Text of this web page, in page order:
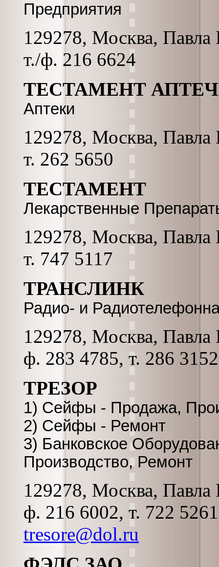
Предприятия
129278, Москва, Павла
т./ф. 216 6624
ТЕСТАМЕНТ
Аптеки
129278, Москва, Павла
т. 262 5650
ТЕСТАМЕНТ
Лекарственные
129278, Москва, Павла
т. 747 5117
ТРАНСЛИНК
Радио- и
129278, Москва, Павла
ф. 283 4785, т. 286 3152
ТРЕЗОР
1) Сейфы - Продажа,
2) Сейфы - Ремонт
3) Банковское
Производство, Ремонт
129278, Москва, Павла
ф. 216 6002, т. 722
tresore@dol.ru